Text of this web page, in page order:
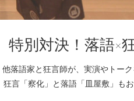
別対決！落語×
語家と狂言師が、実演やトー
言「察化」と落語「皿屋敷」